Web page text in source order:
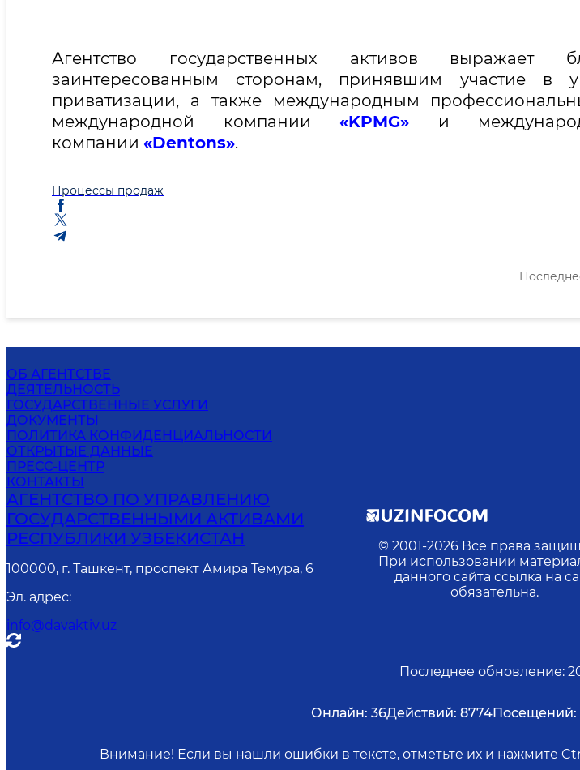
Агентство государственных активов выражает
заинтересованным сторонам, принявшим участие в
приватизации, а также международным
международной компании «KPMG» и
компании «Dentons».
Процессы продаж
ОБ АГЕНТСТВЕ
ДЕЯТЕЛЬНОСТЬ
ГОСУДАРСТВЕННЫЕ УСЛУГИ
ДОКУМЕНТЫ
ПОЛИТИКА КОНФИДЕНЦИАЛЬНОСТИ
ОТКРЫТЫЕ ДАННЫЕ
ПРЕСС-ЦЕНТР
КОНТАКТЫ
АГЕНТСТВО ПО УПРАВЛЕНИЮ
ГОСУДАРСТВЕННЫМИ АКТИВАМИ
РЕСПУБЛИКИ УЗБЕКИСТАН
100000, г. Ташкент, проспект Амира Темура, 6
Эл. адрес:
info@davaktiv.uz
© 2001-2026 Все права
При использовании
данного сайта ссылка на
обязательна.
Последнее обновление:
Онлайн: 36Действий: 8774Посещений:
Внимание! Если вы нашли ошибки в тексте, отметьте их и нажмите